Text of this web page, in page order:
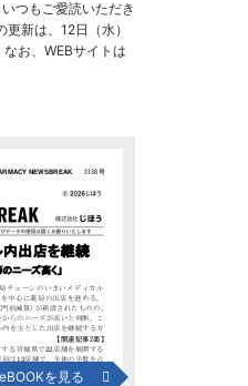
つもご愛読いただき
新は、12日（水）
お、WEBサイトは
eBOOKを見る